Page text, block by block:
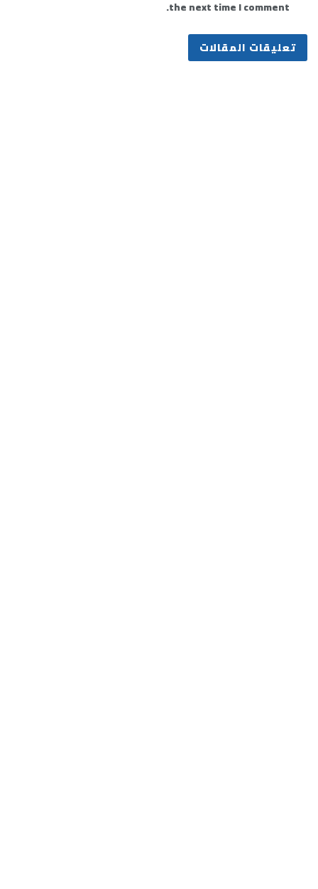
the next time I comment.